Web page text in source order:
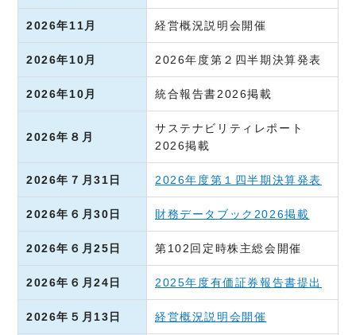
2026年11月 経営概況説明会開催
2026年10月 2026年度第２四半期決算発表
2026年10月 統合報告書2026掲載
2026年８月
サステナビリティレポート
2026掲載
2026年７月31日 2026年度第１四半期決算発表
2026年６月30日 財務データブック2026掲載
2026年６月25日 第102回定時株主総会開催
2026年６月24日 2025年度有価証券報告書提出
2026年５月13日 経営概況説明会開催